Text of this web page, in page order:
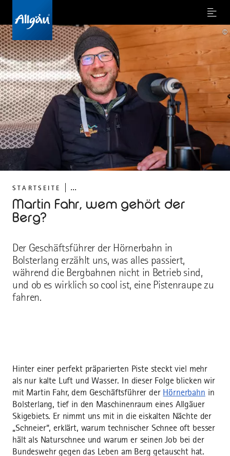
Menu
©
STARTSEITE ...
Martin Fahr, wem gehört der
Berg?
Der Geschäftsführer der Hörnerbahn in
Bolsterlang erzählt uns, was alles passiert,
während die Bergbahnen nicht in Betrieb sind,
und ob es wirklich so cool ist, eine Pistenraupe zu
fahren.
Hinter einer perfekt präparierten Piste steckt viel mehr
als nur kalte Luft und Wasser. In dieser Folge blicken wir
mit Martin Fahr, dem Geschäftsführer der Hörnerbahn in
Bolsterlang, tief in den Maschinenraum eines Allgäuer
Skigebiets. Er nimmt uns mit in die eiskalten Nächte der
„Schneier“, erklärt, warum technischer Schnee oft besser
hält als Naturschnee und warum er seinen Job bei der
Bundeswehr gegen das Leben am Berg getauscht hat.